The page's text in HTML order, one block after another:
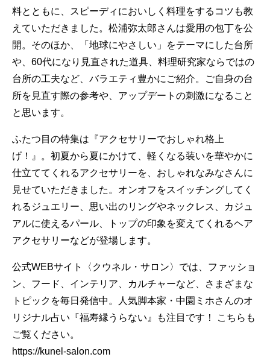
料とともに、スピーディにおいしく料理をするコツも教
えていただきました。松浦弥太郎さんは愛用の包丁を公
開。そのほか、「地球にやさしい」をテーマにした台所
や、60代になり見直された道具、料理研究家ならではの
台所の工夫など、バラエティ豊かにご紹介。ご自身の台
所を見直す際の参考や、アップデートの刺激になること
と思います。
ふたつ目の特集は『アクセサリーでおしゃれ格上
げ！』。初夏から夏にかけて、軽くなる装いを華やかに
仕立ててくれるアクセサリーを、おしゃれなみなさんに
見せていただきました。オンオフをスイッチングしてく
れるジュエリー、思い出のリングやネックレス、カジュ
アルに使えるパール、トップの印象を変えてくれるヘア
アクセサリーなどが登場します。
公式WEBサイト〈クウネル・サロン〉では、ファッショ
ン、フード、インテリア、カルチャーなど、さまざまな
トピックを毎日発信中。人気脚本家・中園ミホさんのオ
リジナル占い『福寿縁うらない』も注目です！ こちらも
ご覧ください。
https://kunel-salon.com